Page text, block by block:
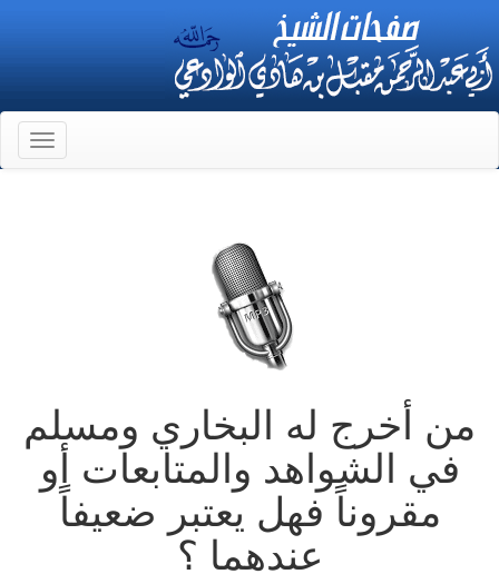
من أخرج له البخاري ومسلم
في الشواهد والمتابعات أو
مقروناً فهل يعتبر ضعيفاً
عندهما ؟